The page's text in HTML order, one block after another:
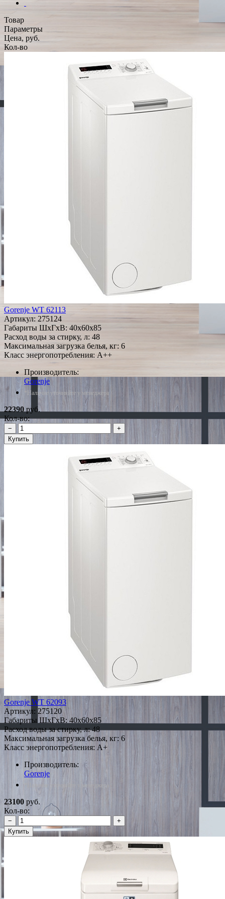
Товар
Параметры
Цена, руб.
Кол-во
Gorenje WT 62113
Артикул: 275124
Габариты ШxГxВ: 40x60x85
Расход воды за стирку, л: 48
Максимальная загрузка белья, кг: 6
Класс энергопотребления: A++
Производитель:
Gorenje
*Наличие уточняйте у менеджера
22390 руб.
Кол-во:
−
+
Купить
Gorenje WT 62093
Артикул: 275120
Габариты ШxГxВ: 40x60x85
Расход воды за стирку, л: 48
Максимальная загрузка белья, кг: 6
Класс энергопотребления: A+
Производитель:
Gorenje
*Наличие уточняйте у менеджера
23100 руб.
Кол-во:
−
+
Купить